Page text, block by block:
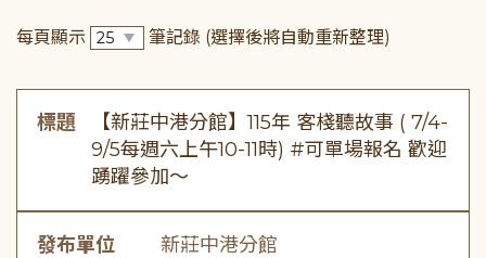
每頁顯示 筆記錄 (選擇後將自動重新整理)
標題
【新莊中港分館】115年 客棧聽故事 ( 7/4-
9/5每週六上午10-11時) #可單場報名 歡迎
踴躍參加～
發布單位 新莊中港分館